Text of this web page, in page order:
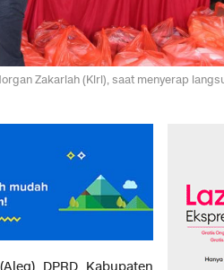
Zakariah (Kiri), saat menyerap